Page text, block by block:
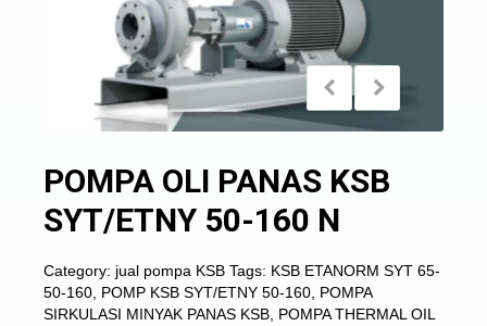
POMPA OLI PANAS KSB
SYT/ETNY 50-160 N
Category: jual pompa KSB Tags: KSB ETANORM SYT 65-
50-160 POMP KSB SYT/ETNY 50-160 POMPA
SIRKULASI MINYAK PANAS KSB POMPA THERMAL OIL